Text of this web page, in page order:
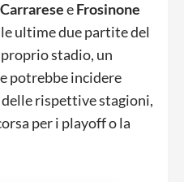
CarrareseeFrosinone
ultime due partite del
stadio, un
potrebbe incidere
rispettive stagioni,
per i playoff o la